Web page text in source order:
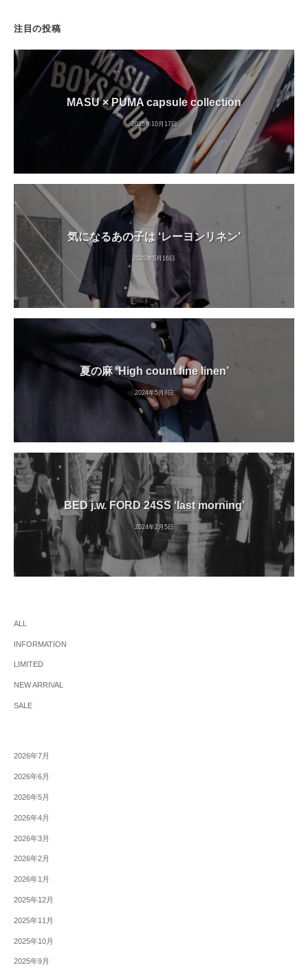
注目の投稿
MASU × PUMA capsule collection
2025年10月17日
気になるあの子は ‘レーヨンリネン’
2025年5月16日
夏の麻 ‘High count fine linen’
2024年5月8日
BED j.w. FORD 24SS ‘last morning’
2024年2月5日
ALL
INFORMATION
LIMITED
NEW ARRIVAL
SALE
2026年7月
2026年6月
2026年5月
2026年4月
2026年3月
2026年2月
2026年1月
2025年12月
2025年11月
2025年10月
2025年9月